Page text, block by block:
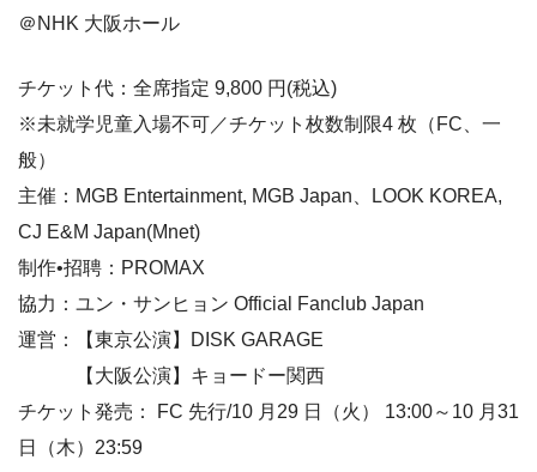
＠NHK 大阪ホール
チケット代：全席指定 9,800 円(税込)
※未就学児童入場不可／チケット枚数制限4 枚（FC、一
般）
主催：MGB Entertainment, MGB Japan、LOOK KOREA,
CJ E&M Japan(Mnet)
制作•招聘：PROMAX
協力：ユン・サンヒョン Official Fanclub Japan
運営：【東京公演】DISK GARAGE
【大阪公演】キョードー関西
チケット発売： FC 先行/10 月29 日（火） 13:00～10 月31
日（木）23:59